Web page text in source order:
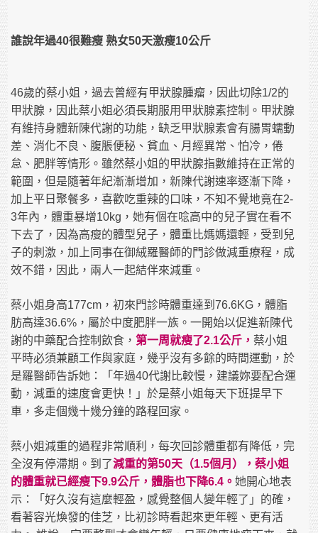
誰說年過40很難瘦 熟女50天激瘦10公斤
46歲的蔡小姐，過去曾經有甲狀腺腫瘤，因此切除1/2的
甲狀腺，因此蔡小姐必須長期服用甲狀腺素控制。甲狀腺
有維持身體新陳代謝的功能，缺乏甲狀腺素會有腸胃蠕動
差、消化不良、腹脹便秘、貧血、月經異常、怕冷，倦
怠、肥胖等情形。雖然蔡小姐的甲狀腺指數維持在正常的
範圍，但是隨著年紀漸漸增加，新陳代謝速率逐漸下降，
加上平日聚餐多，喜歡吃重辣的口味，不知不覺地竟在2-
3年內，體重暴增10kg ，她有個在唸高中的兒子實在看不
下去了，因為高瘦的體型兒子，體重比媽媽還輕，受到兒
子的刺激，加上同事在御絨羅醫師的門診做減重療程，成
效不錯，因此，兩人一起結伴來減重。
蔡小姐身高177cm ，初來門診時體重達到76.6KG ，體脂
肪高達36.6% ，屬於中度肥胖一族。一開始以促進新陳代
謝的中藥配合控制飲食，第一周就瘦了2.1公斤， 蔡小姐
平時必須兼顧工作與家庭，幾乎沒有多餘的時間運動，於
是羅醫師告訴她：「年過40代謝比較慢，建議妳要配合運
動，減重的速度會更快！」於是蔡小姐每天下班提早下
車，多走個幾十幾分鐘的路程回家。
蔡小姐減重的過程非常順利，每次回診體重都有降低，完
全沒有停滯期。到了減重的第50天（1.5個月），蔡小姐
的體重就已經瘦下9.9公斤，體脂也下降6.4 。她開心地表
示：「好久沒有這麼輕盈，感覺整個人變年輕了」的確，
看著容光煥發的佳芝，比初診時看起來更年輕、更有活